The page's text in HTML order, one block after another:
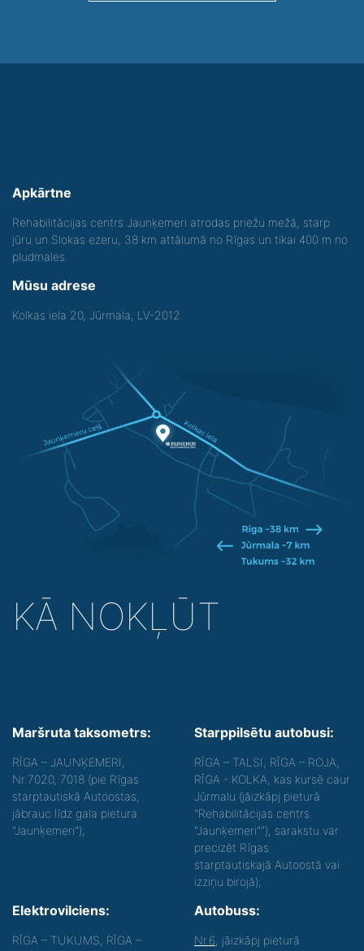
Apkārtne
Rehabilitācijas centrs Jaunķemeri atrodas priežu mežā, starp
jūru un Slokas ezeru, 38 km attālumā no Rīgas un tikai 400 m no
pludmales.
Mūsu adrese
Kolkas iela 20, Jūrmala, LV-2012
KĀ NOKĻŪT
Maršruta taksometrs:
RĪGA – JAUNĶEMERI,
Nr.7020, 7018 (pie Rīgas
starptautiskā Autoostas,
jābrauc līdz gala pietura
"Jaunķemeri");
Starppilsētu autobusi:
RĪGA – TALSI, RĪGA – ROJA,
RĪGA - KOLKA, kas kursē caur
Jūrmalu (jāizkāpj pieturā
"Rehabilitācijas centrs
"Jaunķemeri""), sarakstu var
precizēt Rīgas
starptautiskajā Autoostā vai
izziņu birojā);
Elektrovilciens:
RĪGA – TUKUMS, RĪGA –
Autobuss:
Nr.6 , jāizkāpj pieturā